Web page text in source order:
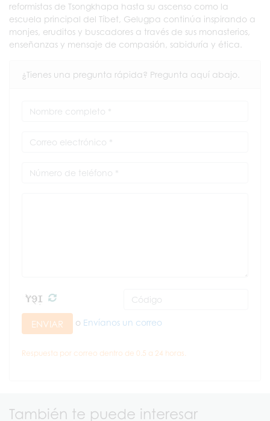
reformistas de Tsongkhapa hasta su ascenso como la
escuela principal del Tíbet, Gelugpa continúa inspirando a
monjes, eruditos y buscadores a través de sus monasterios,
enseñanzas y mensaje de compasión, sabiduría y ética.
¿Tienes una pregunta rápida? Pregunta aquí abajo.
ENVIAR o Envíanos un correo
Respuesta por correo dentro de 0.5 a 24 horas.
También te puede interesar